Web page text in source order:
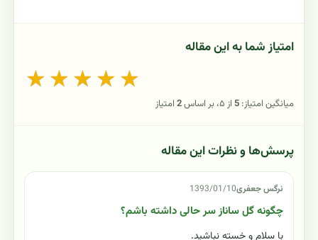
امتیاز شما به این مقاله
★ ★ ★ ★ ★
میانگین امتیاز: 5از ۵، بر اساس 2امتیاز
پرسش‌ها و نظرات این مقاله
نرگس جعفری1393/01/10
چگونه گل ساناز سر حالی داشته باشم؟
با سلام و خسته نباشید.